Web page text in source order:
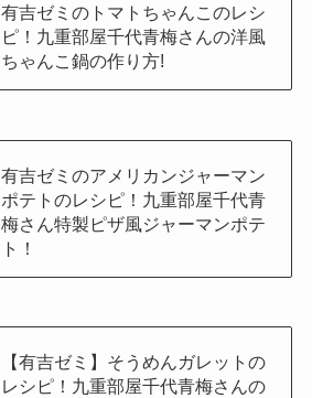
有吉ゼミのトマトちゃんこのレシ
ピ！九重部屋千代青梅さんの洋風
ちゃんこ鍋の作り方!
有吉ゼミのアメリカンジャーマン
ポテトのレシピ！九重部屋千代青
梅さん特製ピザ風ジャーマンポテ
ト！
【有吉ゼミ】そうめんガレットの
レシピ！九重部屋千代青梅さんの